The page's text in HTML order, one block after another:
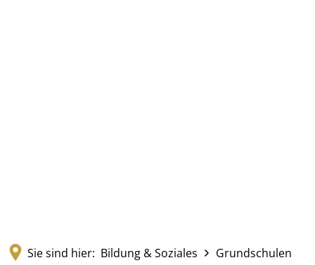
Sie sind hier: Bildung & Soziales
Grundschulen